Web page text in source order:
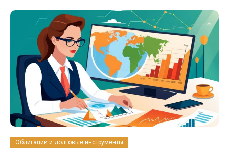
Облигации и долговые инструменты